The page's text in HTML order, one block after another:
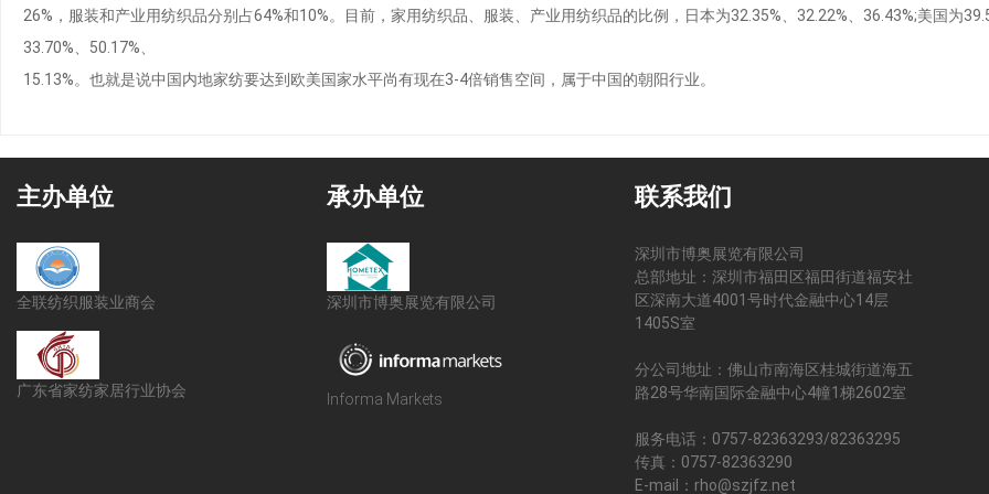
26%，服装和产业用纺织品分别占64%和10%。目前，家用纺织品、服装、产业用纺织品的比例，日本为32.35%、32.22%、36.43%;美国为
33.70%、50.17%、
15.13%。也就是说中国内地家纺要达到欧美国家水平尚有现在3-4倍销售空间，属于中国的朝阳行业。
主办单位
全联纺织服装业商会
广东省家纺家居行业协会
承办单位
深圳市博奥展览有限公司
Informa Markets
联系我们
深圳市博奥展览有限公司
总部地址：深圳市福田区福田街道福安社
区深南大道4001号时代金融中心14层
1405S室
分公司地址：佛山市南海区桂城街道海五
路28号华南国际金融中心4幢1梯2602室
服务电话：0757-82363293/82363295
传真：0757-82363290
E-mail：rho@szjfz.net